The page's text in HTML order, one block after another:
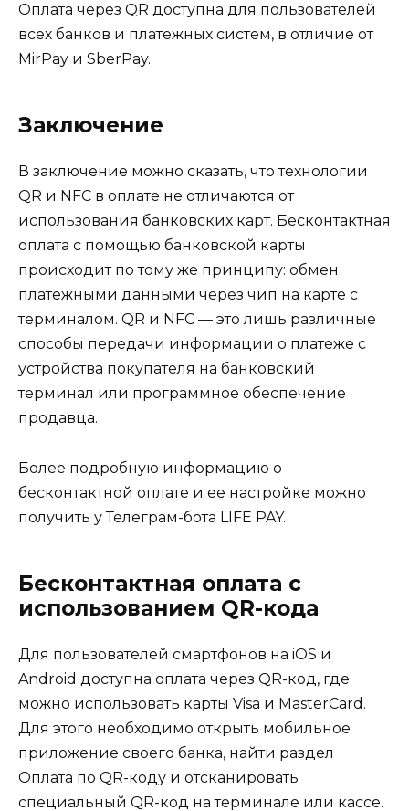
Оплата через QR доступна для пользователей
всех банков и платежных систем, в отличие от
MirPay и SberPay.
Заключение
В заключение можно сказать, что технологии
QR и NFC в оплате не отличаются от
использования банковских карт. Бесконтактная
оплата с помощью банковской карты
происходит по тому же принципу: обмен
платежными данными через чип на карте с
терминалом. QR и NFC — это лишь различные
способы передачи информации о платеже с
устройства покупателя на банковский
терминал или программное обеспечение
продавца.
Более подробную информацию о
бесконтактной оплате и ее настройке можно
получить у Телеграм-бота LIFE PAY.
Бесконтактная оплата с
использованием QR-кода
Для пользователей смартфонов на iOS и
Android доступна оплата через QR-код, где
можно использовать карты Visa и MasterCard.
Для этого необходимо открыть мобильное
приложение своего банка, найти раздел
Оплата по QR-коду и отсканировать
специальный QR-код на терминале или кассе.